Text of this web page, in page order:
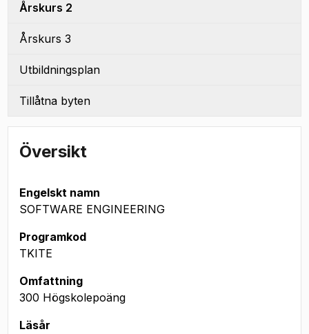
Årskurs 2
Årskurs 3
Utbildningsplan
Tillåtna byten
Översikt
Engelskt namn
SOFTWARE ENGINEERING
Programkod
TKITE
Omfattning
300 Högskolepoäng
Läsår